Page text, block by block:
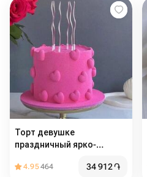
Торт девушке
праздничный ярко-
4.95464 34 912֏